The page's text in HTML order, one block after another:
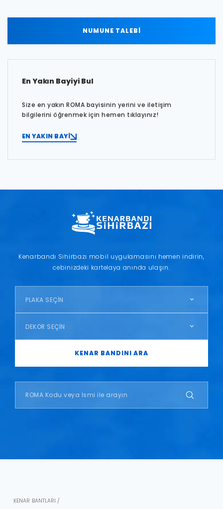
NUMUNE TALEBİ
En Yakın Bayiyi Bul
Size en yakın ROMA bayisinin yerini ve iletişim
bilgilerini öğrenmek için hemen tıklayınız!
EN YAKIN BAYİ
Kenarbandı Sihirbazı mobil uygulamasını hemen indirin,
cebinizdeki kartelaya anında ulaşın.
PLAKA SEÇİN
DEKOR SEÇİN
KENAR BANDINI ARA
KENAR BANTLARI /